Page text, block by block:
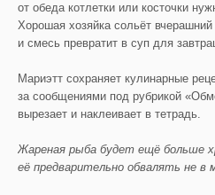
от обеда котлетки или косточки
Хорошая хозяйка сольёт
и смесь превратит в суп для
Мариэтт сохраняет кулинарные
за сообщениями под рубрикой
вырезает и наклеивает в тетрадь.
Жареная рыба будет ещё больше
её предварительно обвалять не в